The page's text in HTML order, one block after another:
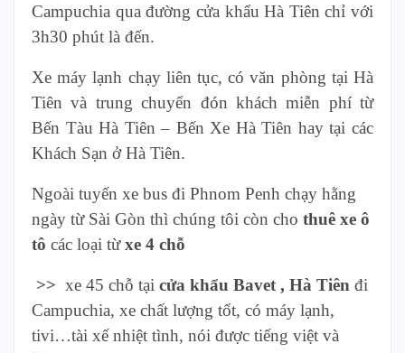
Campuchia qua đường cửa khẩu Hà Tiên chỉ với
3h30 phút là đến.
Xe máy lạnh chạy liên tục, có văn phòng tại Hà
Tiên và trung chuyển đón khách miễn phí từ
Bến Tàu Hà Tiên – Bến Xe Hà Tiên hay tại các
Khách Sạn ở Hà Tiên.
Ngoài tuyến xe bus đi Phnom Penh chạy hằng
ngày từ Sài Gòn thì chúng tôi còn cho thuê xe ô
tô các loại từxe 4 chỗ
>> xe 45 chỗ tại cửa khẩu Bavet , Hà Tiên đi
Campuchia, xe chất lượng tốt, có máy lạnh,
tivi…tài xế nhiệt tình, nói được tiếng việt và